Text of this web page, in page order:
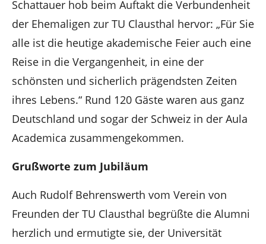
Schattauer hob beim Auftakt die Verbundenheit
der Ehemaligen zur TU Clausthal hervor: „Für Sie
alle ist die heutige akademische Feier auch eine
Reise in die Vergangenheit, in eine der
schönsten und sicherlich prägendsten Zeiten
ihres Lebens.“ Rund 120 Gäste waren aus ganz
Deutschland und sogar der Schweiz in der Aula
Academica zusammengekommen.
Grußworte zum Jubiläum
Auch Rudolf Behrenswerth vom Verein von
Freunden der TU Clausthal begrüßte die Alumni
herzlich und ermutigte sie, der Universität